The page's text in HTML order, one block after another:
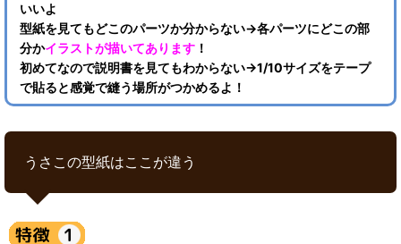
いいよ
型紙を見てもどこのパーツか分からない→各パーツにどこの部
分かイラストが描いてあります ！
初めてなので説明書を見てもわからない→1/10サイズをテープ
で貼ると感覚で縫う場所がつかめるよ！
うさこの型紙はここが違う